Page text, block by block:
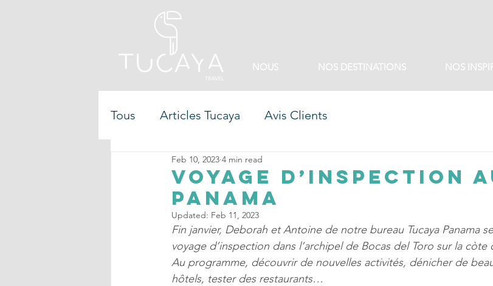
NOUS NOS DESTINATIONS NOS
Tous Articles Tucaya Avis Clients
Voyage d’inspection
Panama
Feb 10, 2023 4 min read
Updated: Feb 11, 2023
Fin janvier, Deborah et Antoine de notre bureau Tucaya Panama
voyage d’inspection dans l’archipel de Bocas del Toro sur la còte
Au programme, découvrir de nouvelles activités, dénicher de
hôtels, tester des restaurants…